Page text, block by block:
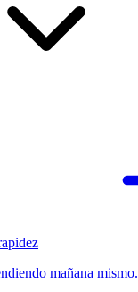
mañana mismo.